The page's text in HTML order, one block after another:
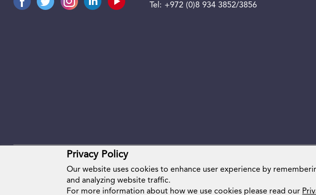
Tel: +972 (0)8 934 3852/3856
Weizmann Institute
Privacy Policy
Our website uses cookies to enhance user experience by
and analyzing website traffic.
For more information about how we use cookies please read our